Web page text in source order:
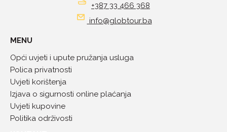
+387 33 466 368
info@globtour.ba
MENU
Opći uvjeti i upute pružanja usluga
Polica privatnosti
Uvjeti korištenja
Izjava o sigurnosti online plaćanja
Uvjeti kupovine
Politika održivosti